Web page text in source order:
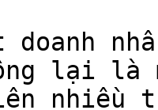
doanh
lại là
nhiều